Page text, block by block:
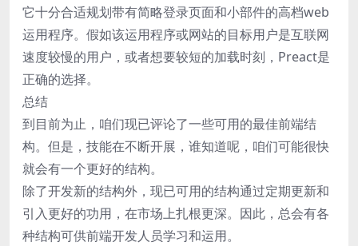
它十分合适规划带有简略登录页面和小部件的高档web
运用程序。假如该运用程序或网站的目标用户是互联网
速度较慢的用户，或者想要较短的加载时刻，Preact是
正确的选择。
总结
到目前为止，咱们现已评论了一些可用的最佳前端结
构。但是，技能在不断开展，谁知道呢，咱们可能很快
就会有一个更好的结构。
除了开发新的结构外，现已可用的结构通过定期更新和
引入更好的功用，在市场上扎根更深。因此，总会有各
种结构可供前端开发人员学习和运用。